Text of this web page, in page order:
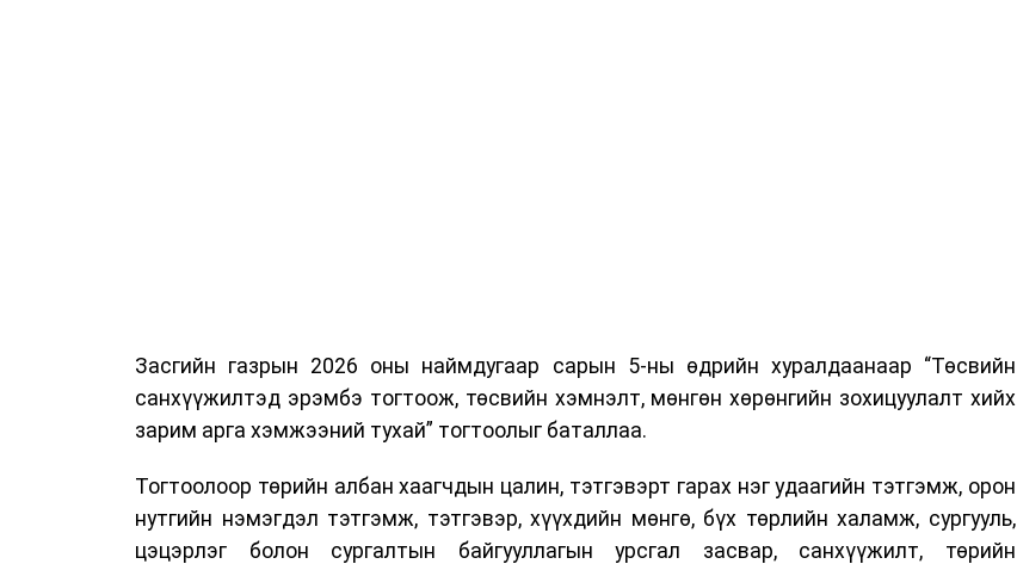
Засгийн газрын 2026 оны наймдугаар сарын 5-ны өдрийн хуралдаанаар “Төсвийн
санхүүжилтэд эрэмбэ тогтоож, төсвийн хэмнэлт, мөнгөн хөрөнгийн зохицуулалт хийх
зарим арга хэмжээний тухай” тогтоолыг баталлаа.
Тогтоолоор төрийн албан хаагчдын цалин, тэтгэвэрт гарах нэг удаагийн тэтгэмж, орон
нутгийн нэмэгдэл тэтгэмж, тэтгэвэр, хүүхдийн мөнгө, бүх төрлийн халамж, сургууль,
цэцэрлэг болон сургалтын байгууллагын урсгал засвар, санхүүжилт, төрийн